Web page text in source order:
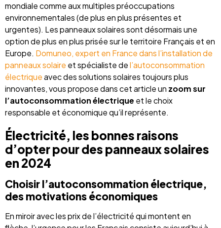
mondiale comme aux multiples préoccupations
environnementales (de plus en plus présentes et
urgentes). Les panneaux solaires sont désormais une
option de plus en plus prisée sur le territoire Français et en
Europe. Domuneo, expert en France dans l’installation de
panneaux solaire et spécialiste del’autoconsommation
électriqueavec des solutions solaires toujours plus
innovantes, vous propose dans cet article un zoom sur
l’autoconsommation électrique et le choix
responsable et économique qu’il représente.
Électricité, les bonnes raisons
d’opter pour des panneaux solaires
en 2024
Choisir l’autoconsommation électrique,
des motivations économiques
En miroir avec les prix de l’électricité qui montent en